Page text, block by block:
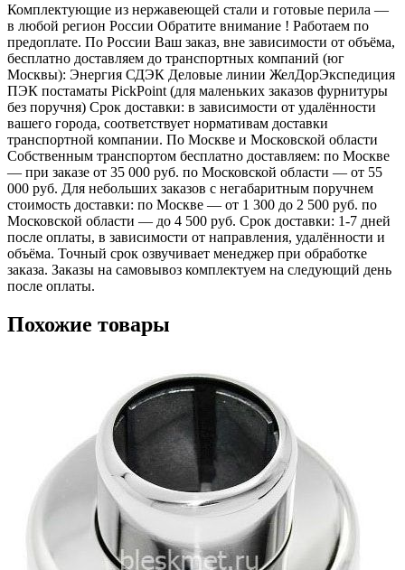
Комплектующие из нержавеющей стали и готовые перила —
в любой регион России Обратите внимание ! Работаем по
предоплате. По России Ваш заказ, вне зависимости от объёма,
бесплатно доставляем до транспортных компаний (юг
Москвы): Энергия СДЭК Деловые линии ЖелДорЭкспедиция
ПЭК постаматы PickPoint (для маленьких заказов фурнитуры
без поручня) Срок доставки: в зависимости от удалённости
вашего города, соответствует нормативам доставки
транспортной компании. По Москве и Московской области
Собственным транспортом бесплатно доставляем: по Москве
— при заказе от 35 000 руб. по Московской области — от 55
000 руб. Для небольших заказов с негабаритным поручнем
стоимость доставки: по Москве — от 1 300 до 2 500 руб. по
Московской области — до 4 500 руб. Срок доставки: 1-7 дней
после оплаты, в зависимости от направления, удалённости и
объёма. Точный срок озвучивает менеджер при обработке
заказа. Заказы на самовывоз комплектуем на следующий день
после оплаты.
Похожие товары